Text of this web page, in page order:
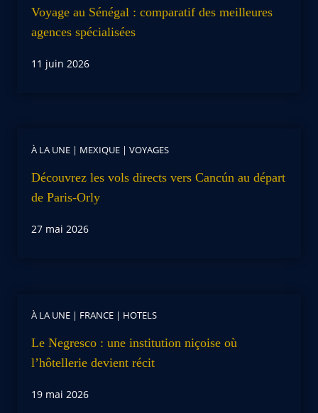
Voyage au Sénégal : comparatif des meilleures
agences spécialisées
11 juin 2026
À LA UNE | MEXIQUE | VOYAGES
Découvrez les vols directs vers Cancún au départ
de Paris-Orly
27 mai 2026
À LA UNE | FRANCE | HOTELS
Le Negresco : une institution niçoise où
l’hôtellerie devient récit
19 mai 2026